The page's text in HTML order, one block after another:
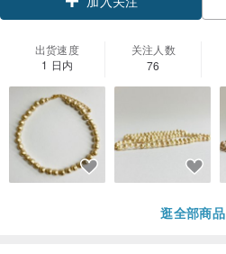
出货速度
1 日内
关注人数
76
逛全部商品